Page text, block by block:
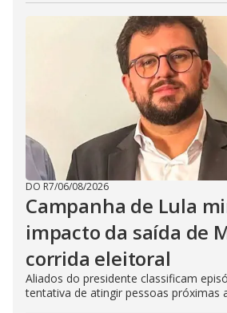
DO R7/06/08/2026
Campanha de Lula
impacto da saída de
corrida eleitoral
Aliados do presidente classificam
tentativa de atingir pessoas próximas